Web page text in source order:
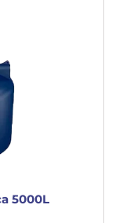
5000L